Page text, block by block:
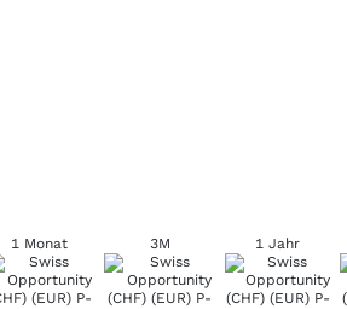
1 Monat 3M 1 Jahr